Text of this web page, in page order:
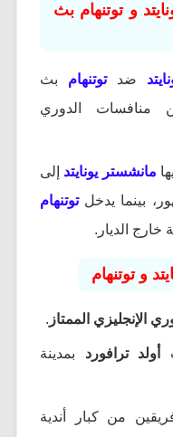
و توتنهام بث
ضدتوتنهام بث
منافسات الدوري
مانشستر يونايتد إلى
بينما يدخلتوتنهام
خارج الديار.
و توتنهام
الإنجليزي الممتاز .
أولد ترافورد بمدينة
من كبار أندية